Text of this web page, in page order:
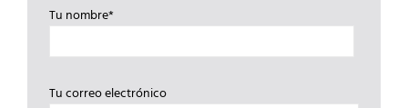
Tu nombre*
Tu correo electrónico